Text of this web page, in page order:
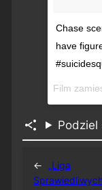
Chase
have
Podziel
←
„Liga